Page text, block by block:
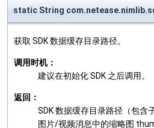
static String
获取 SDK 数据缓存目录路径。
调用时机：
建议在初始化 SDK 之后调用。
返回：
SDK 数据缓存目录路径（包含
图片/视频消息中的缩略图